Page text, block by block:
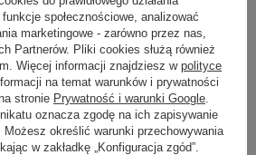
kolor chrom
Masz pytania?
niezwłocznie,
publikując
Zadaj pytanie
społecznościowe, analizować
marketingowe - zarówno przez nas,
Partnerów. Pliki cookies służą również
Więcej informacji znajdziesz w polityce
na temat warunków i prywatności
stronie Prywatność i warunki Google
oznacza zgodę na ich zapisywanie
Możesz określić warunki przechowywania
w zakładkę „Konfiguracja zgód”.